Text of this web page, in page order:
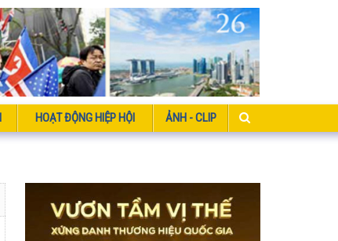
HOẠT ĐỘNG HIỆP HỘI ẢNH - CLIP